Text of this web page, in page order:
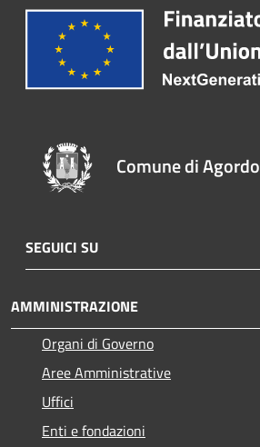
Comune di Agordo
SEGUICI SU
AMMINISTRAZIONE
Organi di Governo
Aree Amministrative
Uffici
Enti e fondazioni